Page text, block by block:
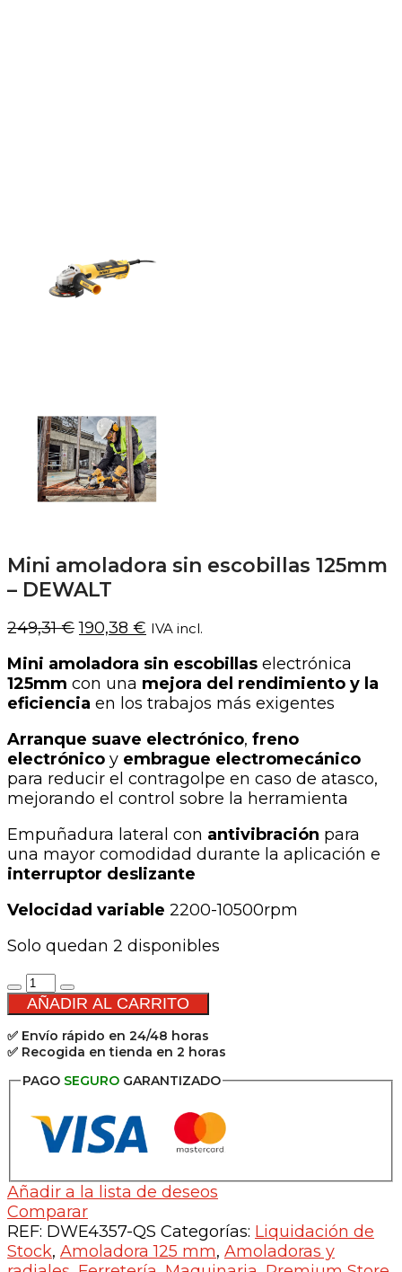
Mini amoladora sin escobillas 125mm
– DEWALT
249,31€El
original
era:
249,31 €.
190,38 € El
actual
es:
190,38 €.
IVA incl.
Mini amoladora sin escobillas electrónica
125mm con una mejora del rendimiento y la
eficiencia en los trabajos más exigentes
Arranque suave electrónico, freno
electrónico y embrague electromecánico
para reducir el contragolpe en caso de atasco,
mejorando el control sobre la herramienta
Empuñadura lateral con antivibración para
una mayor comodidad durante la aplicación e
interruptor deslizante
Velocidad variable 2200-10500rpm
Solo quedan 2 disponibles
Mini
amoladora
sin
escobillas
125mm
-
cantidad
AÑADIR AL CARRITO
✅ Envío rápido en 24/48 horas
✅ Recogida en tienda en 2 horas
PAGO SEGUROGARANTIZADO
Añadir a la lista de deseos
Comparar
REF: DWE4357-QS Categorías: Liquidación de
Stock, Amoladora 125 mm, Amoladoras y